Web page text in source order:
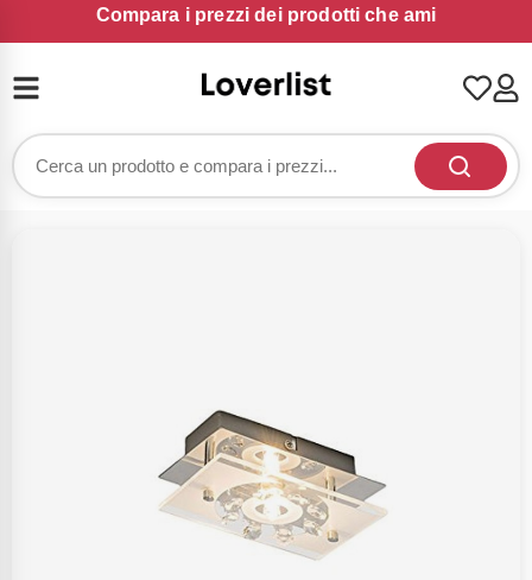
Compara i prezzi dei prodotti che ami